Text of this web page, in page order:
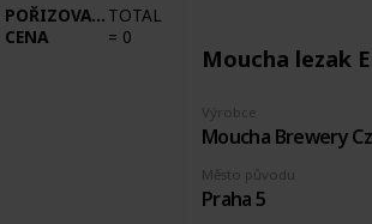
POŘIZOVACÍ
CENA
TOTAL
= 0
Moucha lezak
Výrobce
Město původu
Praha 5